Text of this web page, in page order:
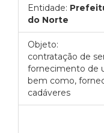
Entidade:
do Norte
Objeto:
contratação de
fornecimento de
bem como,
cadáveres